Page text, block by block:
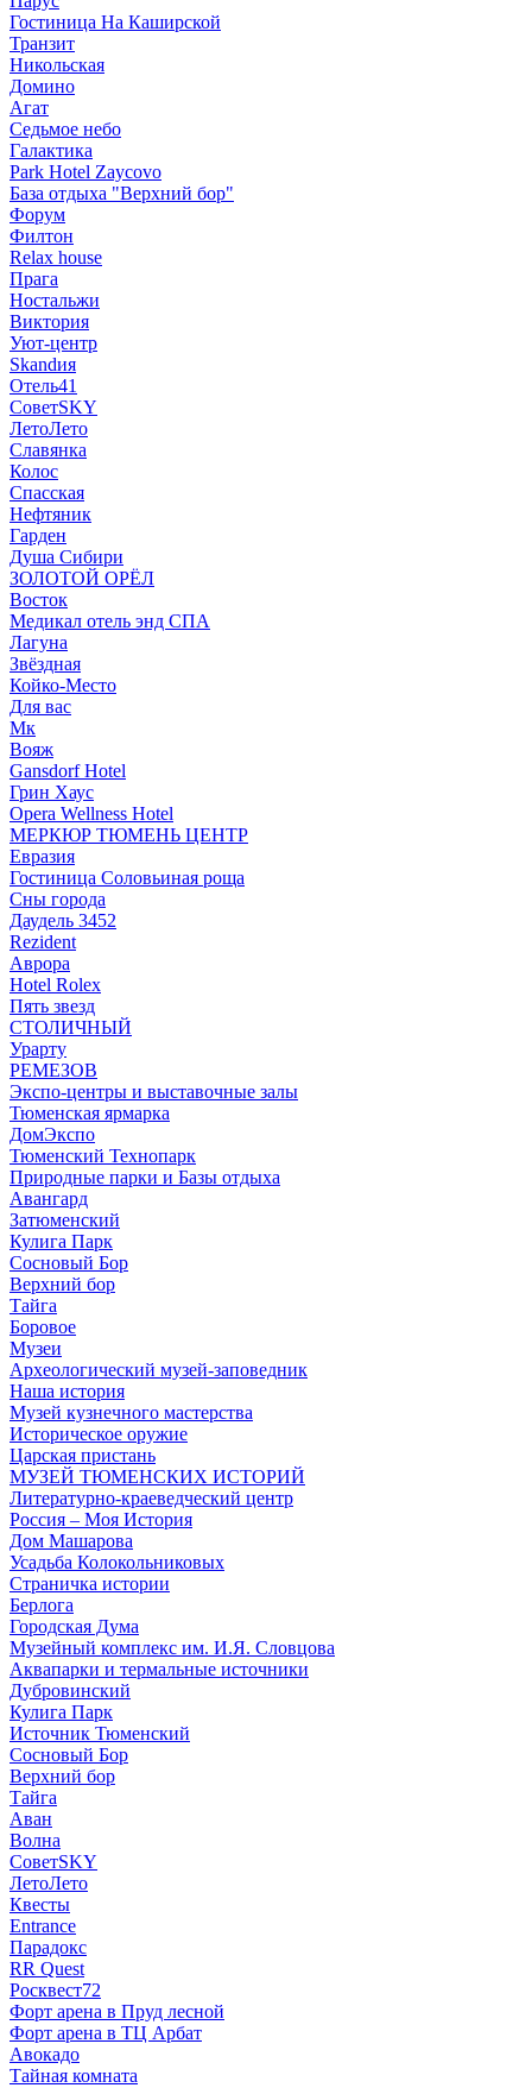
Гостиница На Каширской
Транзит
Никольская
Домино
Агат
Седьмое небо
Галактика
Park Hotel Zaycovo
База отдыха "Верхний бор"
Форум
Филтон
Relax house
Прага
Ностальжи
Виктория
Уют-центр
Skandия
Отель41
СоветSKY
ЛетоЛето
Славянка
Колос
Спасская
Нефтяник
Гарден
Душа Сибири
ЗОЛОТОЙ ОРЁЛ
Восток
Медикал отель энд СПА
Лагуна
Звёздная
Койко-Место
Для вас
Мк
Вояж
Gansdorf Hotel
Грин Хаус
Opera Wellness Hotel
МЕРКЮР ТЮМЕНЬ ЦЕНТР
Евразия
Гостиница Соловьиная роща
Сны города
Даудель 3452
Rezident
Аврора
Hotel Rolex
Пять звезд
СТОЛИЧНЫЙ
Урарту
РЕМЕЗОВ
Экспо-центры и выставочные залы
Тюменская ярмарка
ДомЭкспо
Тюменский Технопарк
Природные парки и Базы отдыха
Авангард
Затюменский
Кулига Парк
Сосновый Бор
Верхний бор
Тайга
Боровое
Музеи
Археологический музей-заповедник
Наша история
Музей кузнечного мастерства
Историческое оружие
Царская пристань
МУЗЕЙ ТЮМЕНСКИХ ИСТОРИЙ
Литературно-краеведческий центр
Россия – Моя История
Дом Машарова
Усадьба Колокольниковых
Страничка истории
Берлога
Городская Дума
Музейный комплекс им. И.Я. Словцова
Аквапарки и термальные источники
Дубровинский
Кулига Парк
Источник Тюменский
Сосновый Бор
Верхний бор
Тайга
Аван
Волна
СоветSKY
ЛетоЛето
Квесты
Entrance
Парадокс
RR Quest
Росквест72
Форт арена в Пруд лесной
Форт арена в ТЦ Арбат
Авокадо
Тайная комната